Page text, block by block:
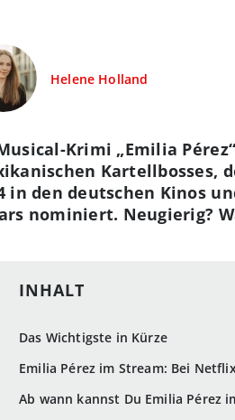
Helene Holland
Das Wichtigste in Kürze
Emilia Pérez im Stream: Bei
Ab wann kannst Du Emilia Pérez
Krimi „Emilia
Kartellbosses,
in den deutschen Kinos
nominiert. Neugierig?